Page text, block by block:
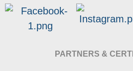
PARTNERS &